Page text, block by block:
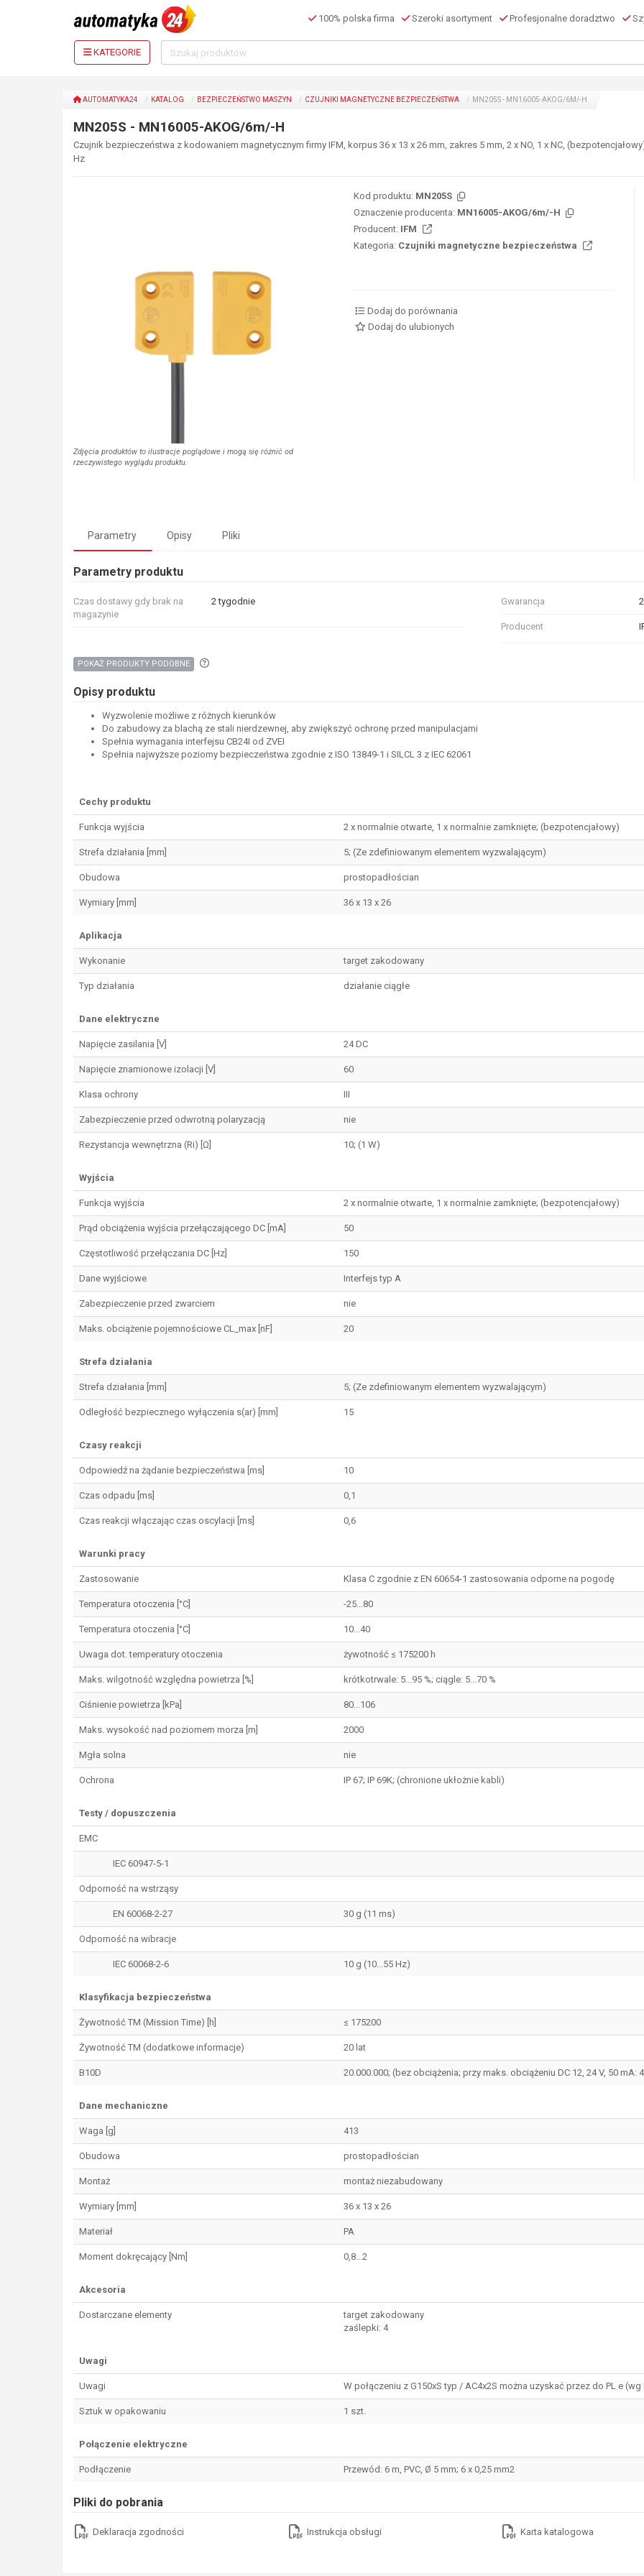
100% polska firma Szeroki asortyment Profesjonalne doradztwo
KATEGORIE
AUTOMATYKA24 KATALOG BEZPIECZEŃSTWO MASZYN CZUJNIKI MAGNETYCZNE BEZPIECZEŃSTWA MN205S - MN16005-AKOG/6M/-H
MN205S - MN16005-AKOG/6m/-H
Czujnik bezpieczeństwa z kodowaniem magnetycznym firmy IFM, korpus 36 x 13 x 26 mm, zakres 5 mm, 2 x NO, 1 x NC,
Hz
Zdjęcia produktów to ilustracje poglądowe i mogą się różnić od
rzeczywistego wyglądu produktu.
Kod produktu: MN205S
Oznaczenie producenta: MN16005-AKOG/6m/-H
Producent: IFM
Kategoria: Czujniki magnetyczne bezpieczeństwa
Dodaj do porównania
Dodaj do ulubionych
Parametry Opisy Pliki
Parametry produktu
Czas dostawy gdy brak na
magazynie
2 tygodnie Gwarancja
Producent
POKAŻ PRODUKTY PODOBNE
Opisy produktu
Wyzwolenie możliwe z różnych kierunków
Do zabudowy za blachą ze stali nierdzewnej, aby zwiększyć ochronę przed manipulacjami
Spełnia wymagania interfejsu CB24I od ZVEI
Spełnia najwyższe poziomy bezpieczeństwa zgodnie z ISO 13849-1 i SILCL 3 z IEC 62061
Cechy produktu
Funkcja wyjścia 2 x normalnie otwarte, 1 x normalnie zamknięte; (bezpotencjałowy)
Strefa działania [mm] 5; (Ze zdefiniowanym elementem wyzwalającym)
Obudowa prostopadłościan
Wymiary [mm] 36 x 13 x 26
Aplikacja
Wykonanie target zakodowany
Typ działania działanie ciągłe
Dane elektryczne
Napięcie zasilania [V] 24 DC
Napięcie znamionowe izolacji [V] 60
Klasa ochrony III
Zabezpieczenie przed odwrotną polaryzacją nie
Rezystancja wewnętrzna (Ri) [Ω] 10; (1 W)
Wyjścia
Funkcja wyjścia 2 x normalnie otwarte, 1 x normalnie zamknięte; (bezpotencjałowy)
Prąd obciążenia wyjścia przełączającego DC [mA] 50
Częstotliwość przełączania DC [Hz] 150
Dane wyjściowe Interfejs typ A
Zabezpieczenie przed zwarciem nie
Maks. obciążenie pojemnościowe CL_max [nF] 20
Strefa działania
Strefa działania [mm] 5; (Ze zdefiniowanym elementem wyzwalającym)
Odległość bezpiecznego wyłączenia s(ar) [mm] 15
Czasy reakcji
Odpowiedź na żądanie bezpieczeństwa [ms] 10
Czas odpadu [ms] 0,1
Czas reakcji włączając czas oscylacji [ms] 0,6
Warunki pracy
Zastosowanie Klasa C zgodnie z EN 60654-1 zastosowania odporne na pogodę
Temperatura otoczenia [°C] -25...80
Temperatura otoczenia [°C] 10...40
Uwaga dot. temperatury otoczenia żywotność ≤ 175200 h
Maks. wilgotność względna powietrza [%] krótkotrwale: 5...95 %; ciągle: 5...70 %
Ciśnienie powietrza [kPa] 80...106
Maks. wysokość nad poziomem morza [m] 2000
Mgła solna nie
Ochrona IP 67; IP 69K; (chronione ukłożnie kabli)
Testy / dopuszczenia
EMC
IEC 60947-5-1
Odporność na wstrząsy
EN 60068-2-27 30 g (11 ms)
Odporność na wibracje
IEC 60068-2-6 10 g (10...55 Hz)
Klasyfikacja bezpieczeństwa
Żywotność TM (Mission Time) [h] ≤ 175200
Żywotność TM (dodatkowe informacje) 20 lat
B10D 20.000.000; (bez obciążenia; przy maks. obciążeniu DC 12, 24 V, 50 mA:
Dane mechaniczne
Waga [g] 413
Obudowa prostopadłościan
Montaż montaż niezabudowany
Wymiary [mm] 36 x 13 x 26
Materiał PA
Moment dokręcający [Nm] 0,8...2
Akcesoria
Dostarczane elementy
target zakodowany
zaślepki: 4
Uwagi
Uwagi W połączeniu z G150xS typ / AC4x2S można uzyskać przez do PL e (wg
Sztuk w opakowaniu 1 szt.
Połączenie elektryczne
Podłączenie Przewód: 6 m, PVC, Ø 5 mm; 6 x 0,25 mm2
Pliki do pobrania
Deklaracja zgodności Instrukcja obsługi Karta katalogowa